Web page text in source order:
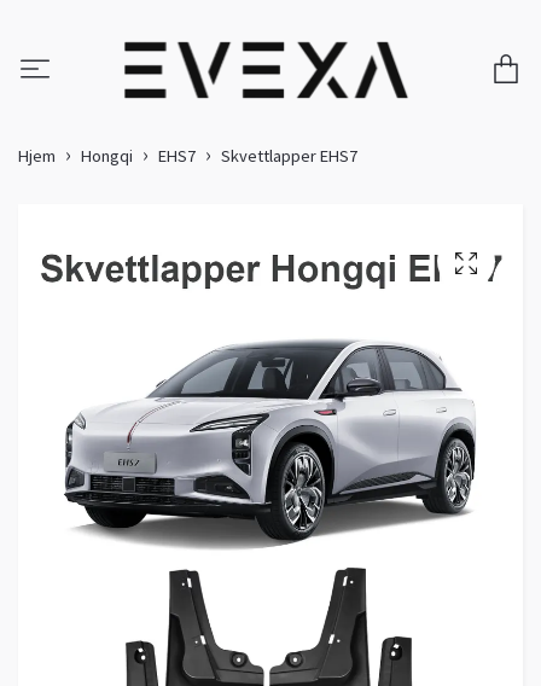
Hjem Hongqi EHS7 Skvettlapper EHS7